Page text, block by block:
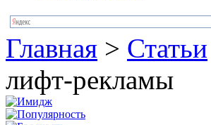
Главная > Статьи
лифт-рекламы